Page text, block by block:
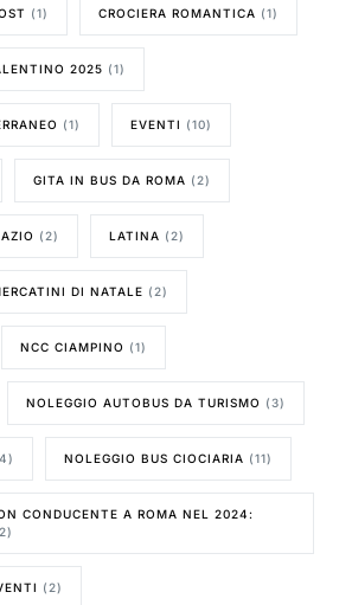
(1) CROCIERA ROMANTICA (1)
2025 (1)
(1) EVENTI (10)
GITA IN BUS DA ROMA (2)
(2) LATINA (2)
DI NATALE (2)
NCC CIAMPINO (1)
NOLEGGIO AUTOBUS DA TURISMO (3)
NOLEGGIO BUS CIOCIARIA (11)
CONDUCENTE A ROMA NEL 2024:
(2)